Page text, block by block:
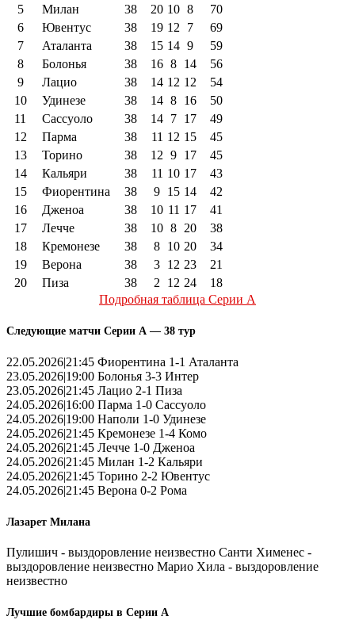
5
Милан 38 20 10 8
70
6
Ювентус 38 19 12 7
69
7
Аталанта 38 15 14 9
59
8
Болонья 38 16 8 14
56
9
Лацио 38 14 12 12
54
10
Удинезе 38 14 8 16
50
11
Сассуоло 38 14 7 17
49
12
Парма 38 11 12 15
45
13
Торино 38 12 9 17
45
14
Кальяри 38 11 10 17
43
15
Фиорентина 38 9 15 14
42
16
Дженоа 38 10 11 17
41
17
Лечче 38 10 8 20
38
18
Кремонезе 38 8 10 20
34
19
Верона 38 3 12 23
21
20
Пиза 38 2 12 24
18
Подробная таблица Серии А
Следующие матчи Серии А — 38 тур
22.05.2026|21:45 Фиорентина 1-1 Аталанта
23.05.2026|19:00 Болонья 3-3 Интер
23.05.2026|21:45 Лацио 2-1 Пиза
24.05.2026|16:00 Парма 1-0 Сассуоло
24.05.2026|19:00 Наполи 1-0 Удинезе
24.05.2026|21:45 Кремонезе 1-4 Комо
24.05.2026|21:45 Лечче 1-0 Дженоа
24.05.2026|21:45 Милан 1-2 Кальяри
24.05.2026|21:45 Торино 2-2 Ювентус
24.05.2026|21:45 Верона 0-2 Рома
Лазарет Милана
Пулишич - выздоровление неизвестно Санти Хименес -
выздоровление неизвестно Марио Хила - выздоровление
неизвестно
Лучшие бомбардиры в Серии А